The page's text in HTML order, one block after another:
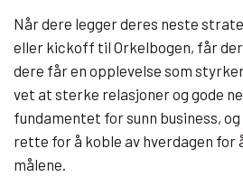
Når dere legger deres neste
eller kickoff til Orkelbogen, får
dere får en opplevelse som
vet at sterke relasjoner og gode
fundamentet for sunn business,
rette for å koble av hverdagen for
målene.